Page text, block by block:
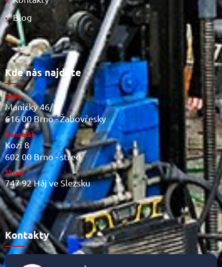
• Blog
Kde nás najdete
Sídlo
Maničky 46/5
616 00 Brno - Žabovřesky
Kancelář
Kozí 8
602 00 Brno - střed
Sklad
747 92 Háj ve Slezsku
Kontakty